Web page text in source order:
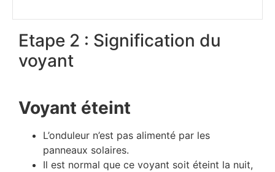
Etape 2 : Signification du
voyant
Voyant éteint
L’onduleur n’est pas alimenté par les
panneaux solaires.
Il est normal que ce voyant soit éteint la nuit,